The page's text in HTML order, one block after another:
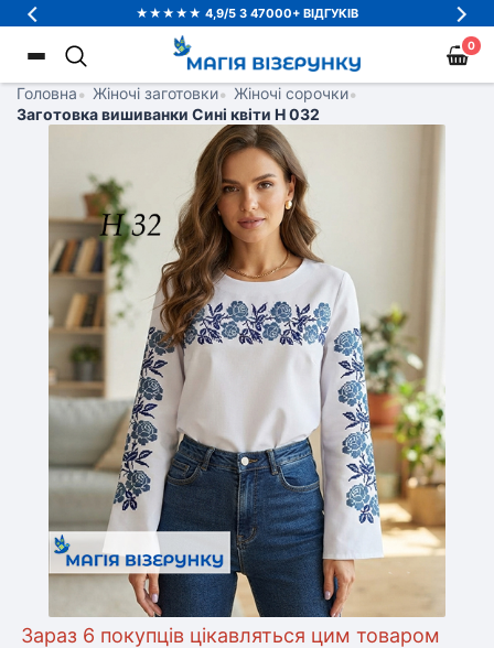
★★★★★ 4,9/5 З 47000+ ВІДГУКІВ
0
Головна• Жіночі заготовки• Жіночі сорочки•
Заготовка вишиванки Сині квіти Н 032
6 покупців цікавляться цим товаром